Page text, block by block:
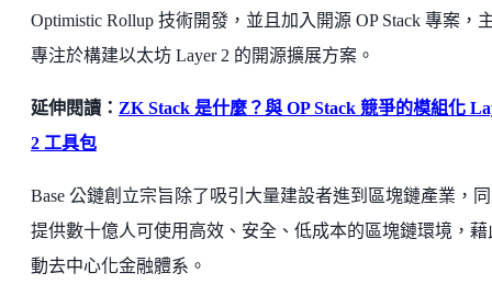
Optimistic Rollup 技術開發，並且加入開源 OP Stack 專案，
專注於構建以太坊 Layer 2 的開源擴展方案。
延伸閱讀： ZK Stack 是什麼？與 OP Stack 競爭的模組化
2 工具包
Base 公鏈創立宗旨除了吸引大量建設者進到區塊鏈產業，
提供數十億人可使用高效、安全、低成本的區塊鏈環境，藉
動去中心化金融體系。